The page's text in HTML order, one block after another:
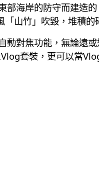
海岸的防守而建造
山竹」吹毀，堆積的
對焦功能，無論遠
套裝，更可以當